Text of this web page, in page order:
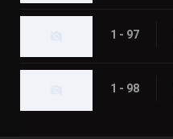
1 - 97
1 - 98